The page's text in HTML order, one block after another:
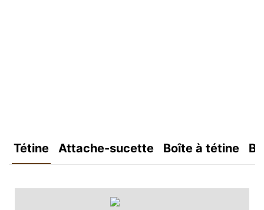
Tétine Attache-sucette Boîte à tétine